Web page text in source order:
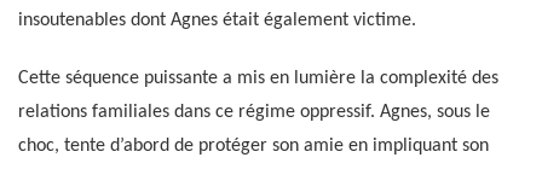
insoutenables dont Agnes était également victime.
Cette séquence puissante a mis en lumière la complexité des
relations familiales dans ce régime oppressif. Agnes, sous le
choc, tente d’abord de protéger son amie en impliquant son